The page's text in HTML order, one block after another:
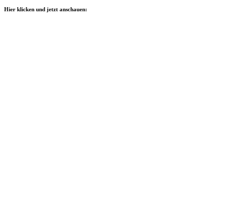
Hier klicken und jetzt anschauen: